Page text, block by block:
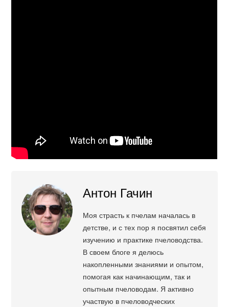
Антон Гачин
Моя страсть к пчелам началась в
детстве, и с тех пор я посвятил себя
изучению и практике пчеловодства.
В своем блоге я делюсь
накопленными знаниями и опытом,
помогая как начинающим, так и
опытным пчеловодам. Я активно
участвую в пчеловодческих